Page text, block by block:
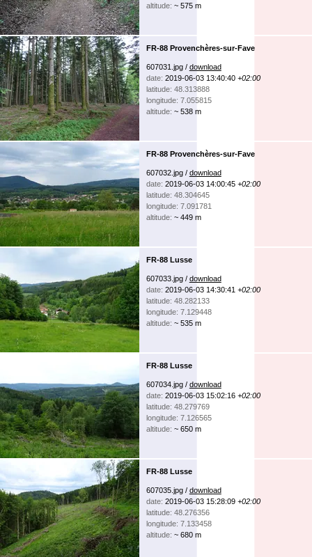
altitude: ~ 575 m
FR-88 Provenchères-sur-Fave
607031.jpg / download
date: 2019-06-03 13:40:40 +02:00
latitude: 48.313888
longitude: 7.055815
altitude: ~ 538 m
FR-88 Provenchères-sur-Fave
607032.jpg / download
date: 2019-06-03 14:00:45 +02:00
latitude: 48.304645
longitude: 7.091781
altitude: ~ 449 m
FR-88 Lusse
607033.jpg / download
date: 2019-06-03 14:30:41 +02:00
latitude: 48.282133
longitude: 7.129448
altitude: ~ 535 m
FR-88 Lusse
607034.jpg / download
date: 2019-06-03 15:02:16 +02:00
latitude: 48.279769
longitude: 7.126565
altitude: ~ 650 m
FR-88 Lusse
607035.jpg / download
date: 2019-06-03 15:28:09 +02:00
latitude: 48.276356
longitude: 7.133458
altitude: ~ 680 m